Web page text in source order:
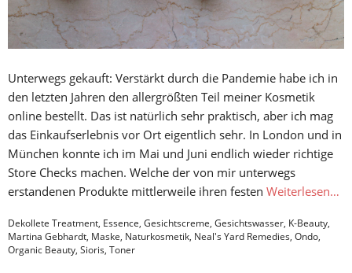
Unterwegs gekauft: Verstärkt durch die Pandemie habe ich in
den letzten Jahren den allergrößten Teil meiner Kosmetik
online bestellt. Das ist natürlich sehr praktisch, aber ich mag
das Einkaufserlebnis vor Ort eigentlich sehr. In London und in
München konnte ich im Mai und Juni endlich wieder richtige
Store Checks machen. Welche der von mir unterwegs
erstandenen Produkte mittlerweile ihren festen Weiterlesen…
Dekollete Treatment, Essence, Gesichtscreme, Gesichtswasser, K-Beauty,
Martina Gebhardt, Maske, Naturkosmetik, Neal's Yard Remedies, Ondo,
Organic Beauty, Sioris, Toner